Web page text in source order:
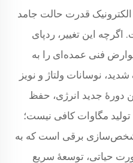
قدرت حالت جامد
اگرچه این تغییر، ردپای
فنی عمده‌ای را به
نوسانات ولتاژ و نویز
دورهٔ جدید انرژی، حفظ
تولید مگاوات کافی نیست؛
برقی است که به
حیاتی، توسعهٔ سریع